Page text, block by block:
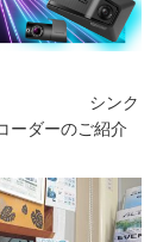
ク
ーダーのご紹介